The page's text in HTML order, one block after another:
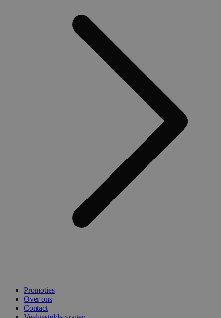
Promoties
Over ons
Contact